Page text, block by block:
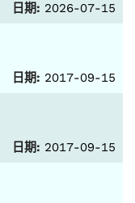
日期: 2026-07-15
日期: 2017-09-15
日期: 2017-09-15